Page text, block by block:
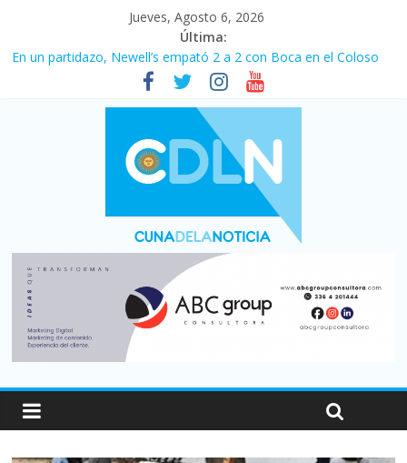
Jueves, Agosto 6, 2026
Última:
En un partidazo, Newell’s empató 2 a 2 con Boca en el Coloso
Vacaciones de invierno con más movimiento y consumo
turístico: 4,6 millones de personas viajaron por el país, un 5,9%
Fuerte caída de la venta de autos usados en julio: bajó un 12,6%
Central venció 1 a 0 al River de Coudet en el Monumental
Pullaro mejora sus relaciones con el Gobierno nacional